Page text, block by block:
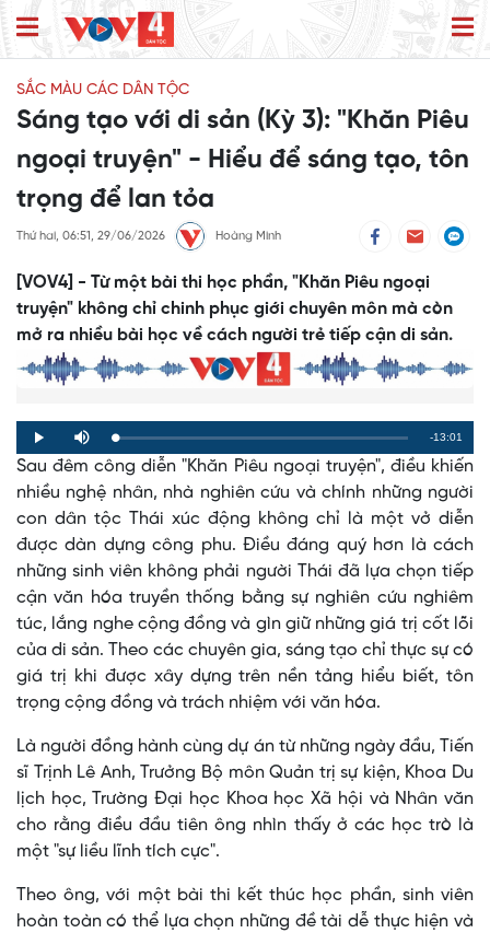
SẮC MÀU CÁC DÂN TỘC
Sáng tạo với di sản (Kỳ 3): "Khăn Piêu
ngoại truyện" - Hiểu để sáng tạo, tôn
trọng để lan tỏa
Thứ hai, 06:51, 29/06/2026 Hoàng Minh
[VOV4] - Từ một bài thi học phần, "Khăn Piêu ngoại
truyện" không chỉ chinh phục giới chuyên môn mà còn
mở ra nhiều bài học về cách người trẻ tiếp cận di sản.
Play Mute Loaded:
0%
Progress:
0%
Remaining
Time
-13:01
Sau đêm công diễn "Khăn Piêu ngoại truyện", điều khiến
nhiều nghệ nhân, nhà nghiên cứu và chính những người
con dân tộc Thái xúc động không chỉ là một vở diễn
được dàn dựng công phu. Điều đáng quý hơn là cách
những sinh viên không phải người Thái đã lựa chọn tiếp
cận văn hóa truyền thống bằng sự nghiên cứu nghiêm
túc, lắng nghe cộng đồng và gìn giữ những giá trị cốt lõi
của di sản. Theo các chuyên gia, sáng tạo chỉ thực sự có
giá trị khi được xây dựng trên nền tảng hiểu biết, tôn
trọng cộng đồng và trách nhiệm với văn hóa.
Là người đồng hành cùng dự án từ những ngày đầu, Tiến
sĩ Trịnh Lê Anh, Trưởng Bộ môn Quản trị sự kiện, Khoa Du
lịch học, Trường Đại học Khoa học Xã hội và Nhân văn
cho rằng điều đầu tiên ông nhìn thấy ở các học trò là
một "sự liều lĩnh tích cực".
Theo ông, với một bài thi kết thúc học phần, sinh viên
hoàn toàn có thể lựa chọn những đề tài dễ thực hiện và